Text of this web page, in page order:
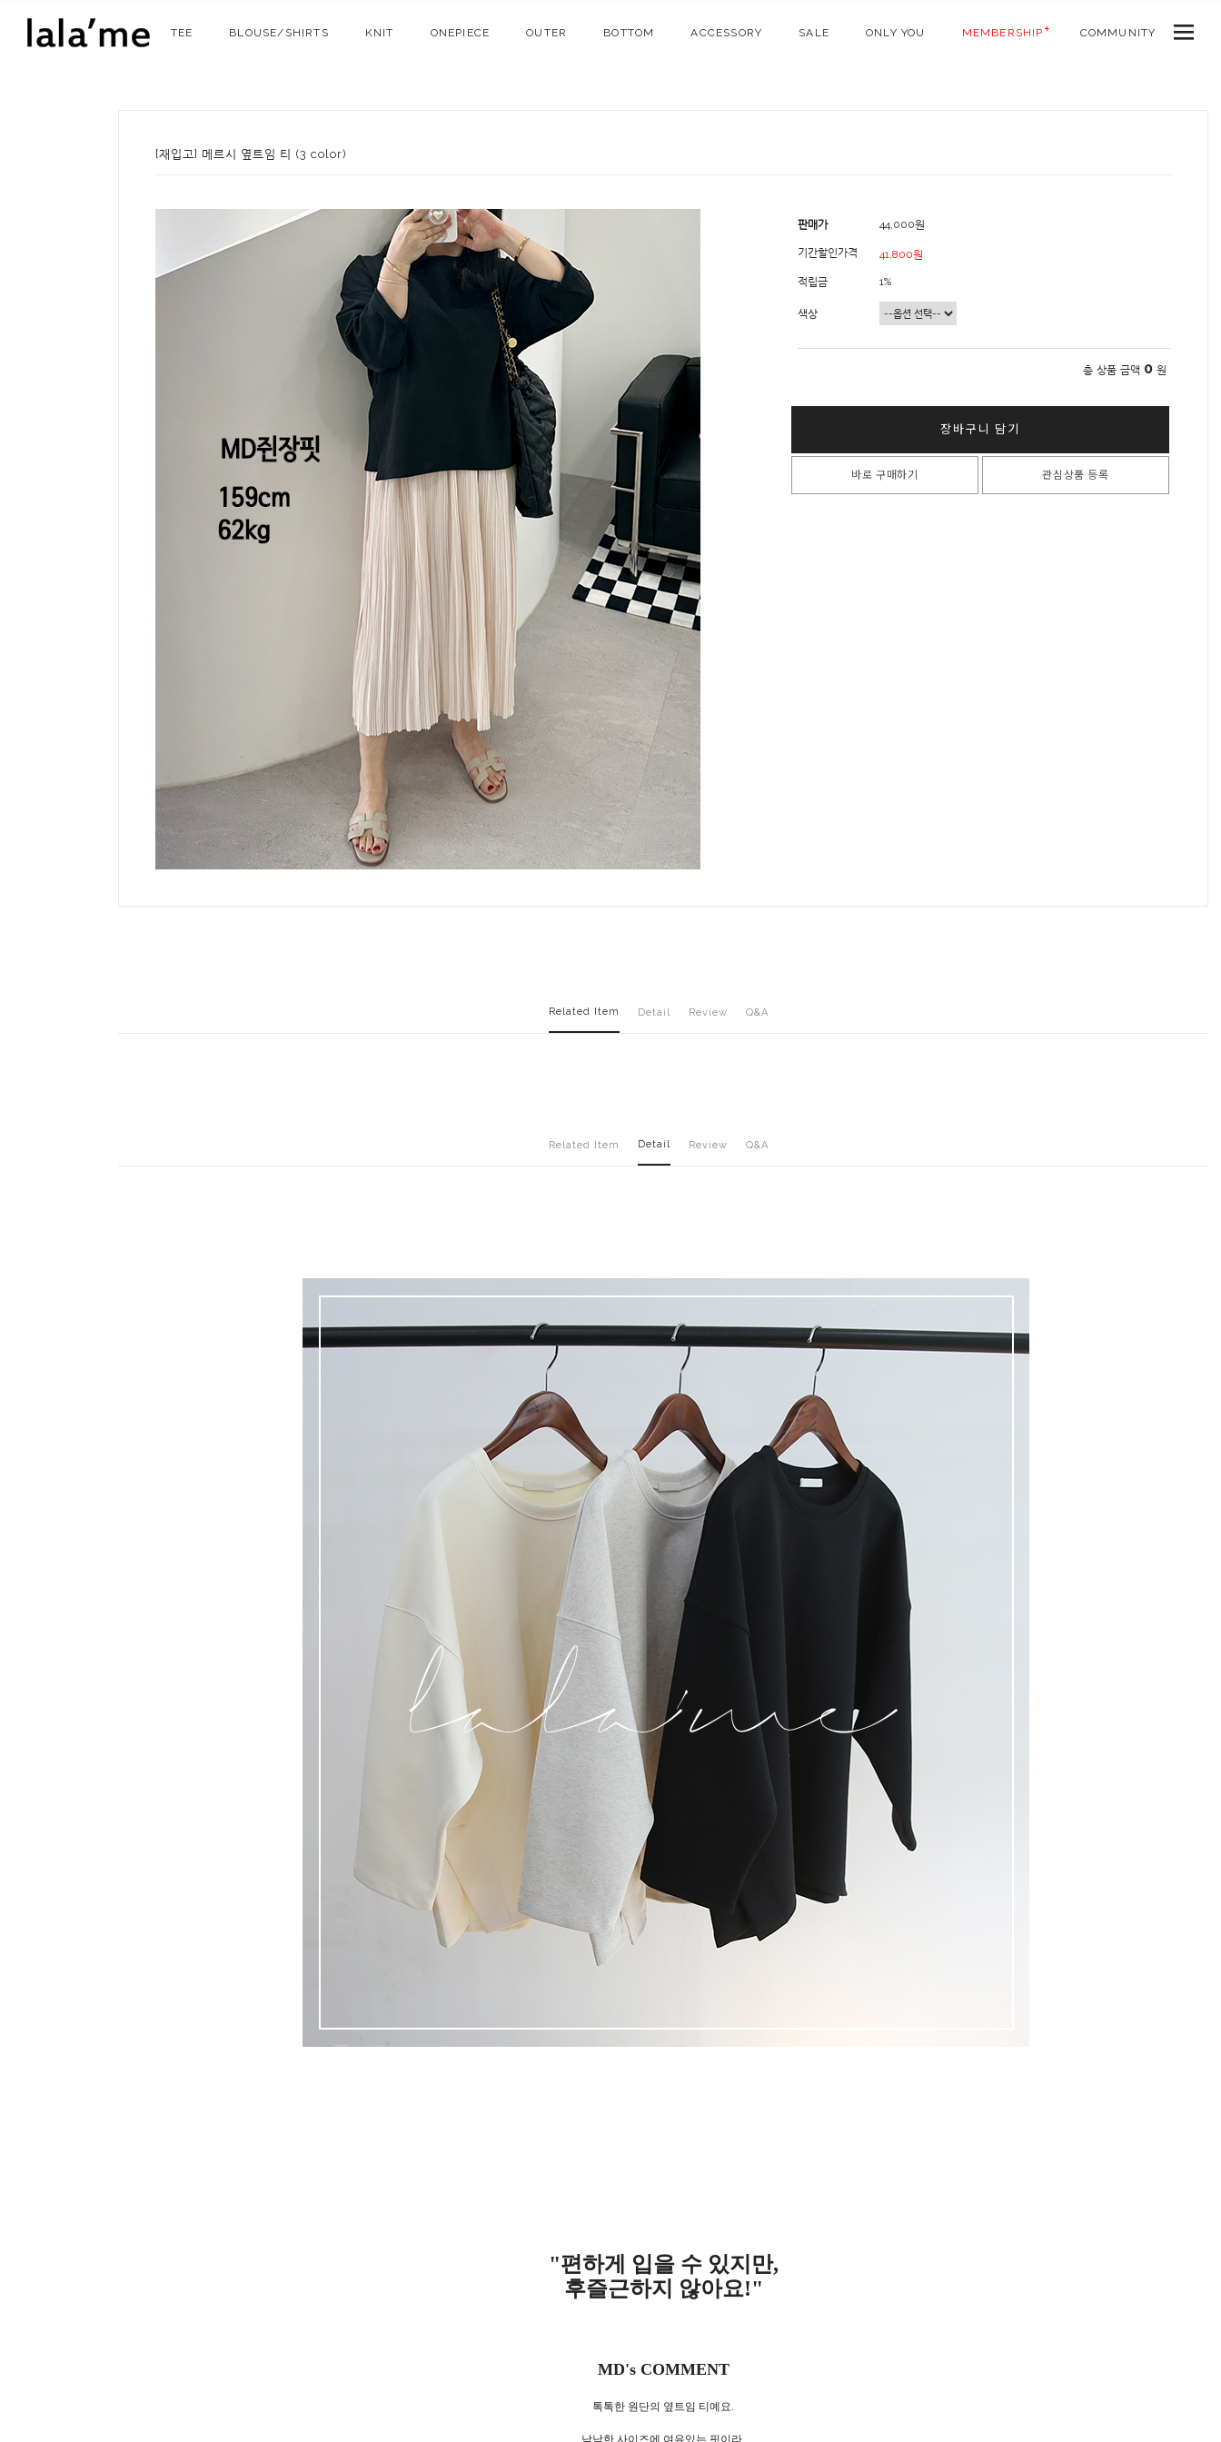
TEE BLOUSE/SHIRTS KNIT ONEPIECE OUTER BOTTOM ACCESSORY SALE ONLY YOU MEMBERSHIP COMMUNITY
[재입고] 메르시 옆트임 티 (3 color)
판매가 44,000원
기간할인가격 41,800원
적립금 1%
색상
총 상품 금액 0 원
장바구니 담기
바로 구매하기 관심상품 등록
Related Item Detail Review Q&A
Related Item Detail Review Q&A
"편하게 입을 수 있지만,
후즐근하지 않아요!"
MD's COMMENT
톡톡한 원단의 옆트임 티예요.
낙낙한 사이즈에 여유있는 핏이라,